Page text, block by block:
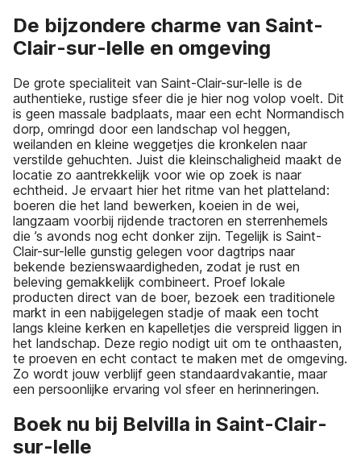
De bijzondere charme van Saint-
Clair-sur-lelle en omgeving
De grote specialiteit van Saint-Clair-sur-lelle is de
authentieke, rustige sfeer die je hier nog volop voelt. Dit
is geen massale badplaats, maar een echt Normandisch
dorp, omringd door een landschap vol heggen,
weilanden en kleine weggetjes die kronkelen naar
verstilde gehuchten. Juist die kleinschaligheid maakt de
locatie zo aantrekkelijk voor wie op zoek is naar
echtheid. Je ervaart hier het ritme van het platteland:
boeren die het land bewerken, koeien in de wei,
langzaam voorbij rijdende tractoren en sterrenhemels
die ’s avonds nog echt donker zijn. Tegelijk is Saint-
Clair-sur-lelle gunstig gelegen voor dagtrips naar
bekende bezienswaardigheden, zodat je rust en
beleving gemakkelijk combineert. Proef lokale
producten direct van de boer, bezoek een traditionele
markt in een nabijgelegen stadje of maak een tocht
langs kleine kerken en kapelletjes die verspreid liggen in
het landschap. Deze regio nodigt uit om te onthaasten,
te proeven en echt contact te maken met de omgeving.
Zo wordt jouw verblijf geen standaardvakantie, maar
een persoonlijke ervaring vol sfeer en herinneringen.
Boek nu bij Belvilla in Saint-Clair-
sur-lelle